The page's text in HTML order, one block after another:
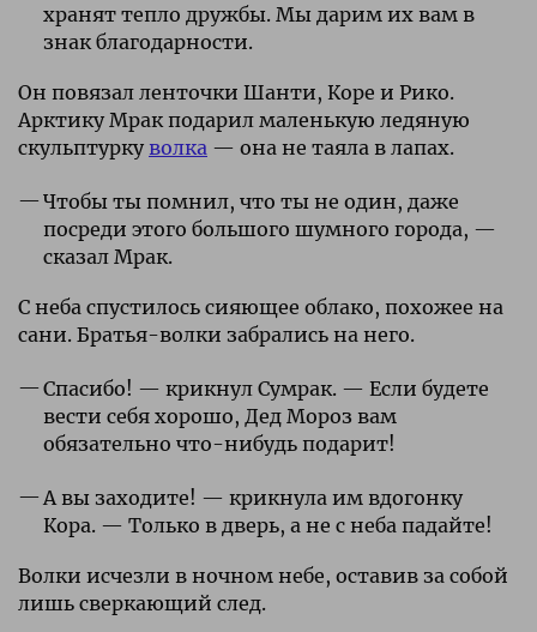
хранят тепло дружбы. Мы дарим их вам в
знак благодарности.
Он повязал ленточки Шанти, Коре и Рико.
Арктику Мрак подарил маленькую ледяную
скульптурку волка — она не таяла в лапах.
Чтобы ты помнил, что ты не один, даже
посреди этого большого шумного города, —
сказал Мрак.
С неба спустилось сияющее облако, похожее на
сани. Братья-волки забрались на него.
Спасибо! — крикнул Сумрак. — Если будете
вести себя хорошо, Дед Мороз вам
обязательно что-нибудь подарит!
А вы заходите! — крикнула им вдогонку
Кора. — Только в дверь, а не с неба падайте!
Волки исчезли в ночном небе, оставив за собой
лишь сверкающий след.